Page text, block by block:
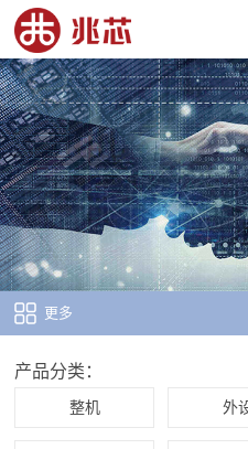
更多
产品分类：
整机 外